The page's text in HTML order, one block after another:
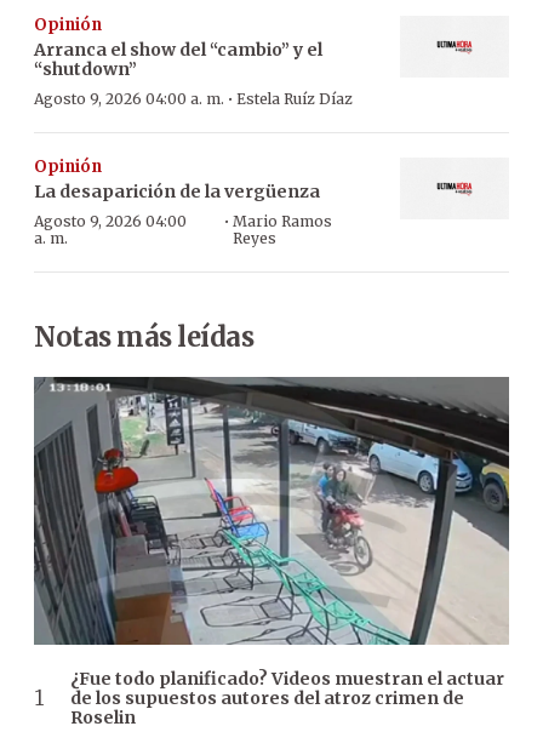
Opinión
Arranca el show del “cambio” y el
“shutdown”
Agosto 9, 2026 04:00 a. m. · Estela Ruíz Díaz
Opinión
La desaparición de la vergüenza
Agosto 9, 2026 04:00
a. m.
· Mario Ramos
Reyes
Notas más leídas
¿Fue todo planificado? Videos muestran el actuar
de los supuestos autores del atroz crimen de
Roselin